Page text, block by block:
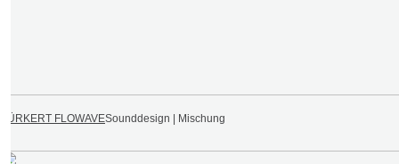
BÜRKERT FLOWAVESounddesign | Mischung